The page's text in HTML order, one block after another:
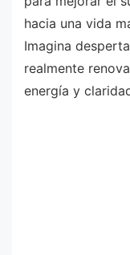
hacia una vida
Imagina
realmente
energía y